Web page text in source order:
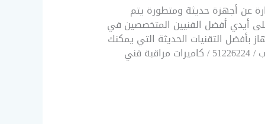
عن أجهزة حديثة ومتطورة يتم
على أيدي أفضل الفنيين المتخصصين في
بأفضل التقنيات الحديثة التي يمكنك